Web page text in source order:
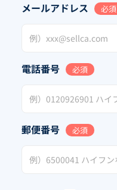
メールアドレス 必須
電話番号 必須
郵便番号 必須